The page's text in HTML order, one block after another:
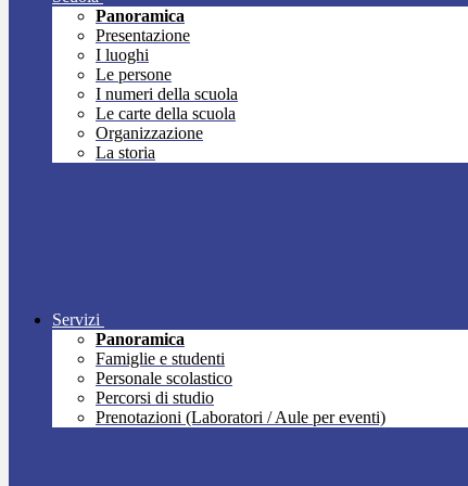
Panoramica
Presentazione
I luoghi
Le persone
I numeri della scuola
Le carte della scuola
Organizzazione
La storia
Servizi
Panoramica
Famiglie e studenti
Personale scolastico
Percorsi di studio
Prenotazioni (Laboratori / Aule per eventi)